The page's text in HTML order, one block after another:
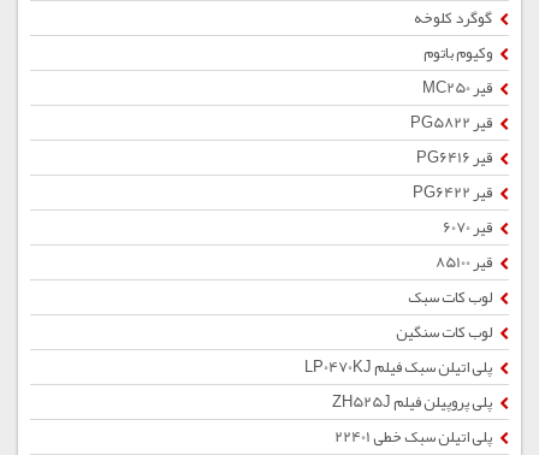
گوگرد کلوخه
وکیوم باتوم
قیر MC250
قیر PG5822
قیر PG6416
قیر PG6422
قیر 6070
قیر 85100
لوب کات سبک
لوب کات سنگین
پلی اتیلن سبک فیلم LP0470KJ
پلی پروپیلن فیلم ZH525J
پلی اتیلن سبک خطی 22401